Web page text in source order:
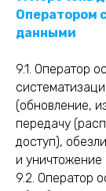
Оператором
данными
9.1. Оператор
(обновление,
передачу
доступ),
и
9.2. Оператор